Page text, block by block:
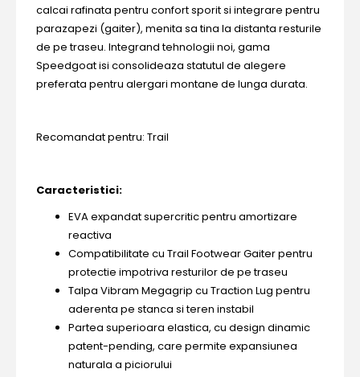
calcai rafinata pentru confort sporit si integrare pentru
parazapezi (gaiter), menita sa tina la distanta resturile
de pe traseu. Integrand tehnologii noi, gama
Speedgoat isi consolideaza statutul de alegere
preferata pentru alergari montane de lunga durata.
Recomandat pentru: Trail
Caracteristici:
EVA expandat supercritic pentru amortizare
reactiva
Compatibilitate cu Trail Footwear Gaiter pentru
protectie impotriva resturilor de pe traseu
Talpa Vibram Megagrip cu Traction Lug pentru
aderenta pe stanca si teren instabil
Partea superioara elastica, cu design dinamic
patent-pending, care permite expansiunea
naturala a piciorului